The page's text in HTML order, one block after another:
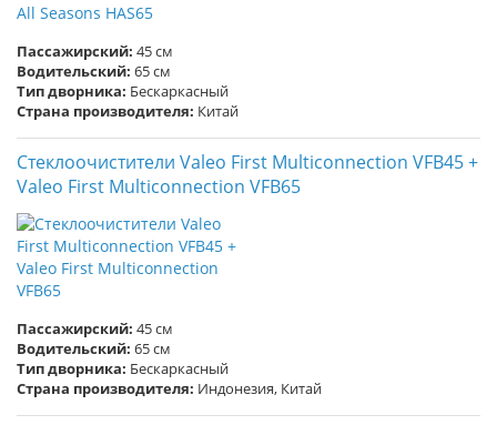
Пассажирский: 45 см
Водительский: 65 см
Тип дворника: Бескаркасный
Страна производителя: Китай
Стеклоочистители Valeo First Multiconnection VFB45 +
Valeo First Multiconnection VFB65
Пассажирский: 45 см
Водительский: 65 см
Тип дворника: Бескаркасный
Страна производителя: Индонезия, Китай